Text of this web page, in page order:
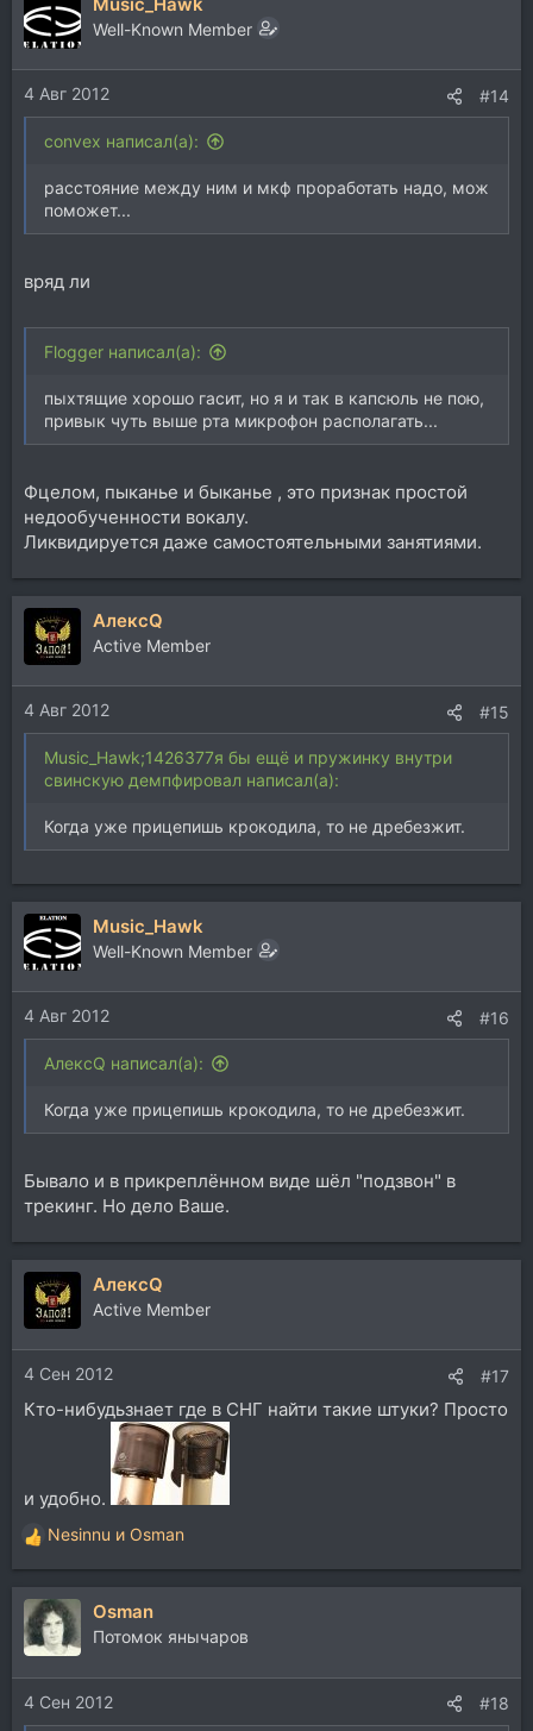
Well-Known Member
4 Авг 2012 #14
convex написал(а):
расстояние между ним и мкф проработать надо, мож
поможет...
вряд ли
Flogger написал(а):
пыхтящие хорошо гасит, но я и так в капсюль не пою,
привык чуть выше рта микрофон располагать...
Фцелом, пыканье и быканье , это признак простой
недообученности вокалу.
Ликвидируется даже самостоятельными занятиями.
АлексQ
Active Member
4 Авг 2012 #15
Music_Hawk;1426377я бы ещё и пружинку внутри
свинскую демпфировал написал(а):
Когда уже прицепишь крокодила, то не дребезжит.
Music_Hawk
Well-Known Member
4 Авг 2012 #16
АлексQ написал(а):
Когда уже прицепишь крокодила, то не дребезжит.
Бывало и в прикреплённом виде шёл "подзвон" в
трекинг. Но дело Ваше.
АлексQ
Active Member
4 Сен 2012 #17
Кто-нибудьзнает где в СНГ найти такие штуки? Просто
и удобно.
Р
е
а
к
ц
и
и
:
Nesinnu и Osman
Osman
Потомок янычаров
4 Сен 2012 #18